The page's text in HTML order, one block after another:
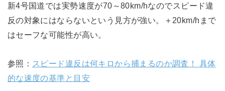
新4号国道では実勢速度が70～80km/hなのでスピード違
反の対象にはならないという見方が強い。＋20km/hまで
はセーフな可能性が高い。
参照： スピード違反は何キロから捕まるのか調査！ 具体
的な速度の基準と目安